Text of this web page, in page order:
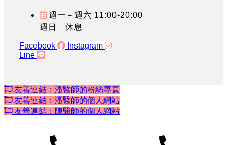
週一－週六 11:00-20:00
週日 休息
Facebook
Instagram
Line
友善連結：潘醫師的粉絲專頁
友善連結：潘醫師的個人網站
友善連結：陳醫師的個人網站